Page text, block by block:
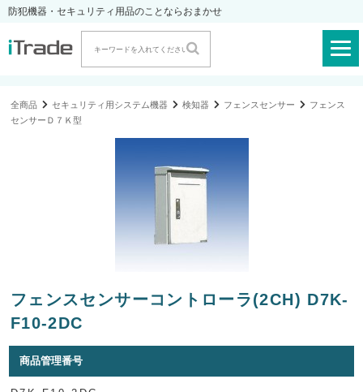
防犯機器・セキュリティ用品のことならおまかせ
全商品 セキュリティ用システム機器 検知器 フェンスセンサー
フェンス
センサーＤ７Ｋ型
フェンスセンサーコントローラ(2CH) D7K-
F10-2DC
商品管理番号